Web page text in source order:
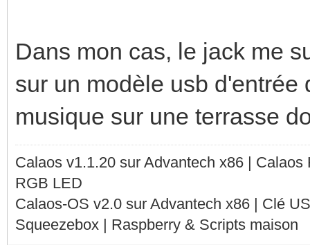
Dans mon cas, le jack me
sur un modèle usb d'entrée
musique sur une terrasse
Calaos v1.1.20 sur Advantech x86 |
RGB LED
Calaos-OS v2.0 sur Advantech x86 | Clé
Squeezebox | Raspberry & Scripts maison